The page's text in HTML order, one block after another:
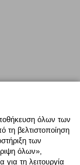
όλων των
τη βελτιστοποίηση
των
όλων»,
τη λειτουργία